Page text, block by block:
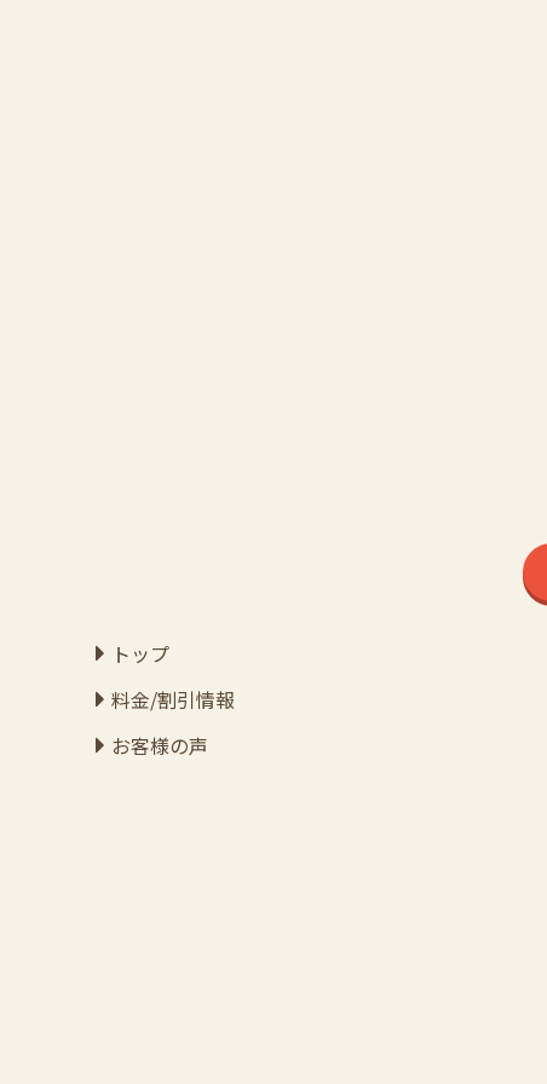
トップ
料金/割引情報
お客様の声